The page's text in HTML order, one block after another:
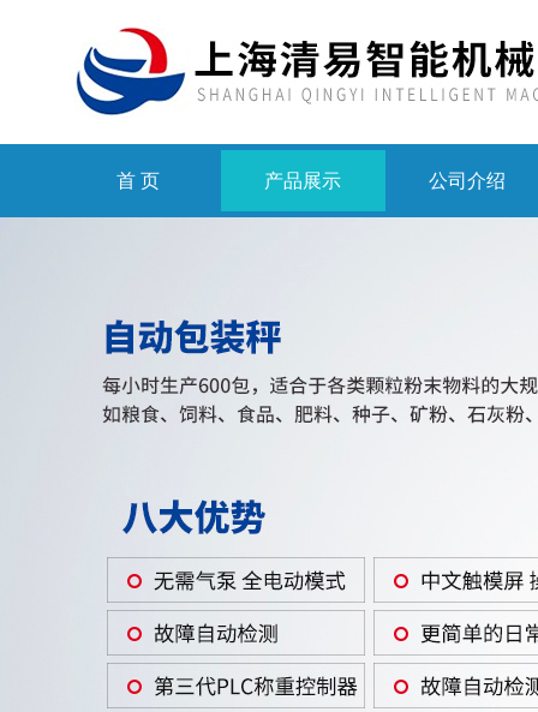
首 页 产品展示 公司介绍